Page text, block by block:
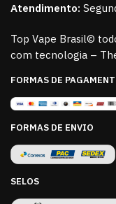
Atendimento:
Top Vape Brasil©
com tecnologia –
FORMAS DE
FORMAS DE ENVIO
SELOS